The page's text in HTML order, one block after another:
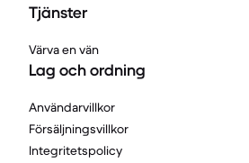
Tjänster
Värva en vän
Lag och ordning
Användarvillkor
Försäljningsvillkor
Integritetspolicy